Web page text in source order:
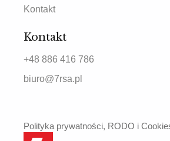
Kontakt
Kontakt
+48 886 416 786
biuro@7rsa.pl
Polityka prywatności, RODO i